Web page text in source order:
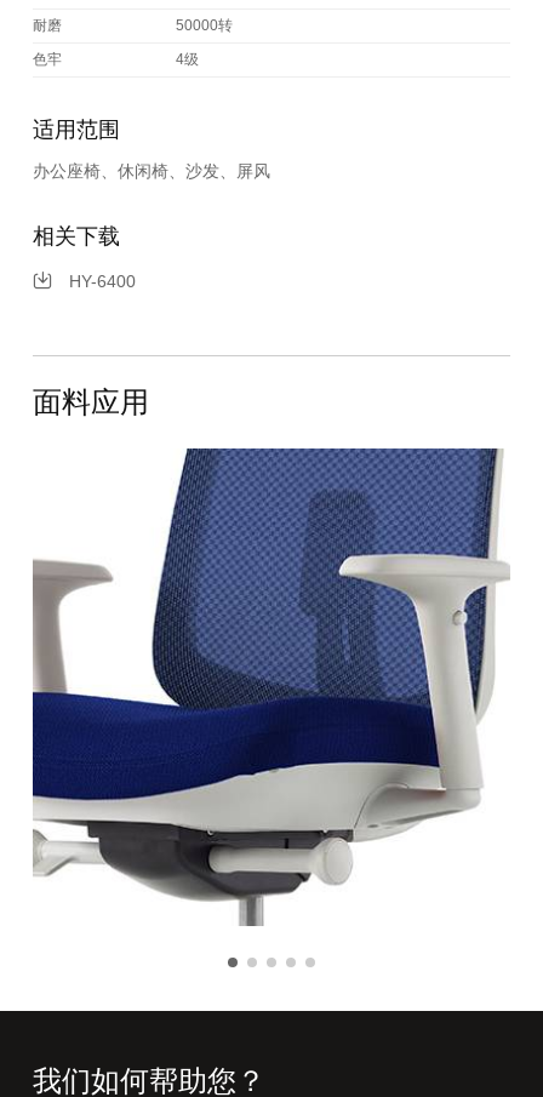
耐磨
50000转
色牢
4级
适用范围
办公座椅、休闲椅、沙发、屏风
相关下载
HY-6400
面料应用
我们如何帮助您？